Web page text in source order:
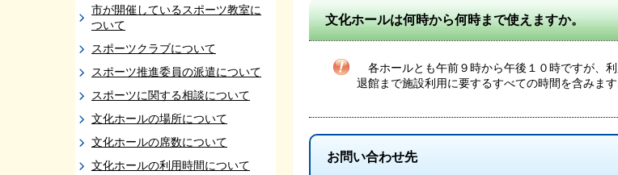
市が開催しているスポーツ教室に
ついて
スポーツクラブについて
スポーツ推進委員の派遣について
スポーツに関する相談について
文化ホールの場所について
文化ホールの席数について
文化ホールの利用時間について
文化ホールは何時から何時まで使えますか。
各ホールとも午前９時から午後１０時ですが、
退館まで施設利用に要するすべての時間を含みま
お問い合わせ先